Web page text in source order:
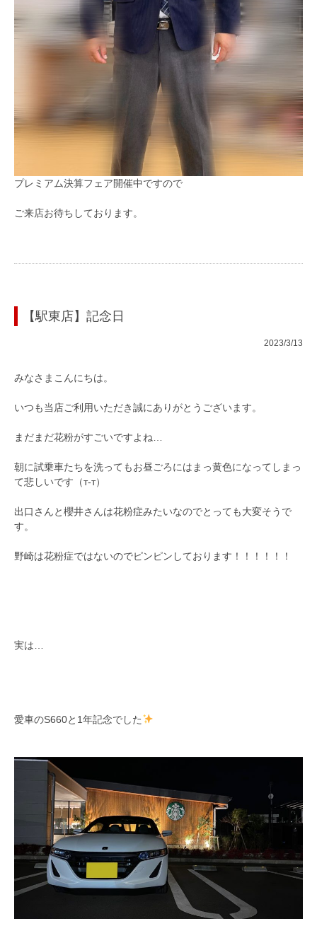
プレミアム決算フェア開催中ですので
ご来店お待ちしております。
【駅東店】記念日
2023/3/13
みなさまこんにちは。
いつも当店ご利用いただき誠にありがとうございます。
まだまだ花粉がすごいですよね…
朝に試乗車たちを洗ってもお昼ごろにはまっ黄色になってしまっ
て悲しいです（т-т）
出口さんと櫻井さんは花粉症みたいなのでとっても大変そうで
す。
野崎は花粉症ではないのでピンピンしております！！！！！！
実は…
愛車のS660と1年記念でした